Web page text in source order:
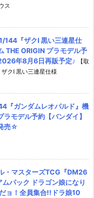
ス
144『ザクI 黒い三連星仕
THE ORIGIN プラモデル予
年8月6日再販予定♪
【取
クI 黒い三連星仕様
『ガンダムレオパルド』機
モデル予約【バンダイ】
売☆
・マスターズTCG『DM26
パック ドラゴン娘になり
ョ！全員集合!!ドラ娘10